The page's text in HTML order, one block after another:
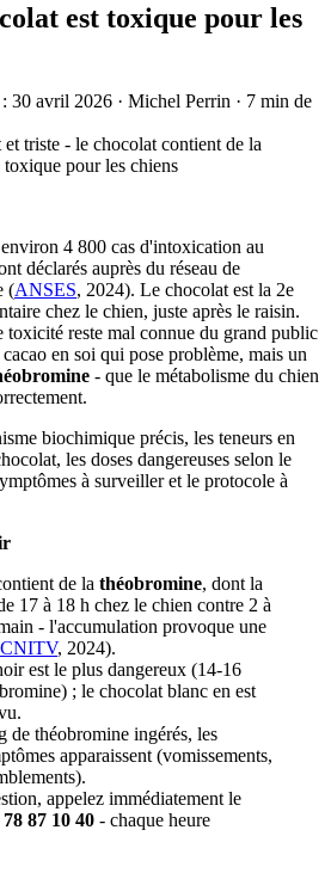
est toxique pour les
30 avril 2026 · Michel Perrin · 7 min de
4 800 cas d'intoxication au
déclarés auprès du réseau de
(ANSES, 2024). Le chocolat est la 2e
chez le chien, juste après le raisin.
toxicité reste mal connue du grand public
en soi qui pose problème, mais un
- que le métabolisme du chien
biochimique précis, les teneurs en
les doses dangereuses selon le
à surveiller et le protocole à
de la théobromine, dont la
17 à 18 h chez le chien contre 2 à
- l'accumulation provoque une
CNITV, 2024).
est le plus dangereux (14-16
; le chocolat blanc en est
de théobromine ingérés, les
apparaissent (vomissements,
appelez immédiatement le
87 10 40 - chaque heure